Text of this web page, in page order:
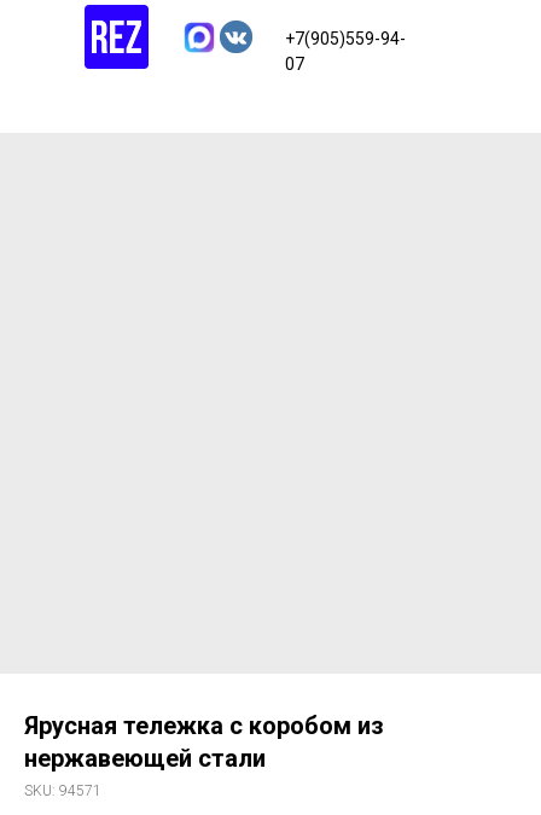
+7(905)559-94-
07
Ярусная тележка с коробом из
нержавеющей стали
SKU: 94571